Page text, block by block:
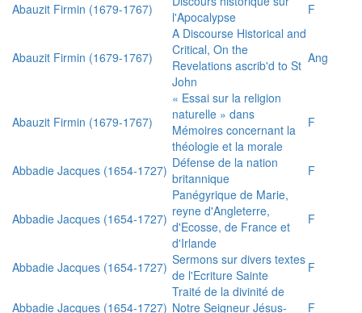
Abauzit Firmin (1679-1767)
l'Apocalypse
F
Abauzit Firmin (1679-1767)
A Discourse Historical and
Critical, On the
Revelations ascrib'd to St
John
Ang
Abauzit Firmin (1679-1767)
« Essai sur la religion
naturelle » dans
Mémoires concernant la
théologie et la morale
F
Abbadie Jacques (1654-1727) Défense de la nation
britannique
F
Abbadie Jacques (1654-1727)
Panégyrique de Marie,
reyne d'Angleterre,
d'Ecosse, de France et
d'Irlande
F
Abbadie Jacques (1654-1727) Sermons sur divers textes
de l'Ecriture Sainte
F
Abbadie Jacques (1654-1727)
Traité de la divinité de
Notre Seigneur Jésus-
F